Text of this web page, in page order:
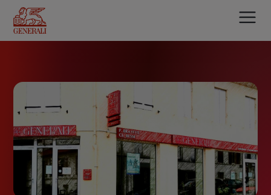
contenu
principal